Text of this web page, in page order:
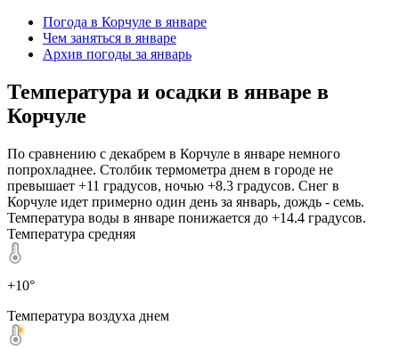
Погода в Корчуле в январе
Чем заняться в январе
Архив погоды за январь
Температура и осадки в январе в
Корчуле
По сравнению с декабрем в Корчуле в январе немного
попрохладнее. Столбик термометра днем в городе не
превышает +11 градусов, ночью +8.3 градусов. Снег в
Корчуле идет примерно один день за январь, дождь - семь.
Температура воды в январе понижается до +14.4 градусов.
Температура средняя
+10°
Температура воздуха днем